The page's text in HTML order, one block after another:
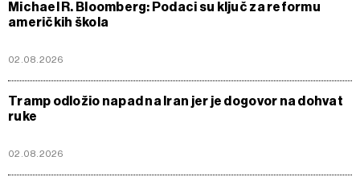
Michael R. Bloomberg: Podaci su ključ za reformu
američkih škola
02.08.2026
Tramp odložio napad na Iran jer je dogovor na dohvat
ruke
02.08.2026